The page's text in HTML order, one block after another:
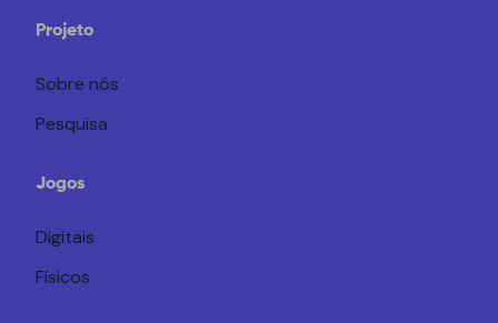
Projeto
Sobre nós
Pesquisa
Jogos
Digitais
Físicos